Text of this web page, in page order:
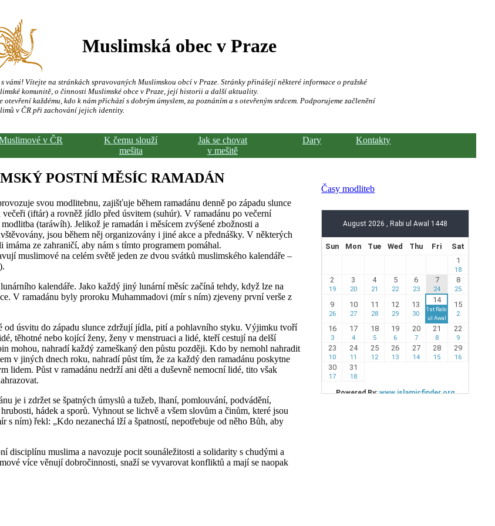
Muslimská obec v Praze
vámi! Vítejte na stránkách spravovaných Muslimskou obcí v Praze. Stránky přinášejí některé informace o pražské
komunitě, o činnosti Muslimské obce v Praze, její historii a další aktuality.
otevření každému, kdo k nám přichází s dobrým úmyslem, za poznáním a s otevřeným srdcem. Podporujeme začlenění
v ČR při zachování jejich identity.
v ČR
K čemu slouží
mešita
Jak se chovat
v mešitě
Dary Kontakty
POSTNÍ MĚSÍC RAMADÁN
svou modlitebnu, zajišťuje během ramadánu denně po západu slunce
(iftár) a rovněž jídlo před úsvitem (suhúr). V ramadánu po večerní
(taráwíh). Jelikož je ramadán i měsícem zvýšené zbožnosti a
jsou během něj organizovány i jiné akce a přednášky. V některých
imáma ze zahraničí, aby nám s tímto programem pomáhal.
muslimové na celém světě jeden ze dvou svátků muslimského kalendáře –
kalendáře. Jako každý jiný lunární měsíc začíná tehdy, když lze na
V ramadánu byly proroku Muhammadovi (mír s ním) zjeveny první verše z
od úsvitu do západu slunce zdržují jídla, pití a pohlavního styku. Výjimku tvoří
těhotné nebo kojící ženy, ženy v menstruaci a lidé, kteří cestují na delší
mohou, nahradí každý zameškaný den půstu později. Kdo by nemohl nahradit
v jiných dnech roku, nahradí půst tím, že za každý den ramadánu poskytne
lidem. Půst v ramadánu nedrží ani děti a duševně nemocní lidé, tito však
je i zdržet se špatných úmyslů a tužeb, lhaní, pomlouvání, podvádění,
hádek a sporů. Vyhnout se lichvě a všem slovům a činům, které jsou
s ním) řekl: „Kdo nezanechá lží a špatností, nepotřebuje od něho Bůh, aby
disciplínu muslima a navozuje pocit sounáležitosti a solidarity s chudými a
více věnují dobročinnosti, snaží se vyvarovat konfliktů a mají se naopak
Časy modliteb